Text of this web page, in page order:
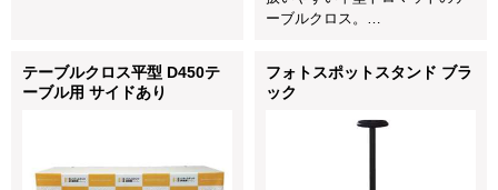
ルな前掛けタイプのテーブルク
ロスです。
ーブルクロス。
サイド含む全体を囲いたい場合
はこのサイズがお勧めです。
テーブルクロス平型 D450テ
ーブル用 サイドあり
フォトスポットスタンド ブラ
ック